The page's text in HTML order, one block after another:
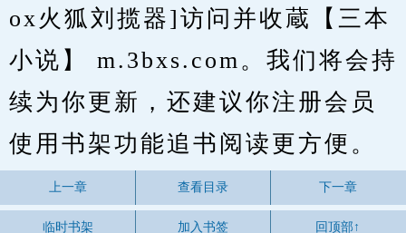
ox火狐刘揽器]访问并收蔵【三本
小说】 m.3bxs.com。我们将会持
续为你更新，还建议你注册会员
使用书架功能追书阅读更方便。
上一章 查看目录 下一章
临时书架 加入书签 回顶部↑